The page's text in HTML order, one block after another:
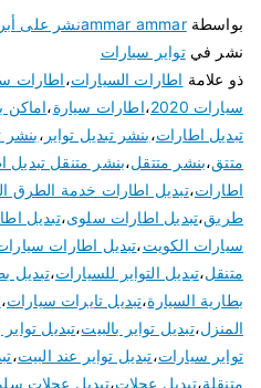
بواسطةammar ammarنشر على
نشر فيتواير سيارات
ذو علامة اطارات السيارات،اطارات
سيارات 2020
،اطارات سيارة،اماكن
تبديل اطارات،بنشر تبديل تواير ،بنشر
متتق،بنشر متتقل،بنشر متنقل تبديل
اطارات،تبديل اطارات خدمة الطرق
طريق،تبديل اطارات سلوى،تبديل
سيارات الكويت،تبديل اطارات
متنقل،تبديل التواير للسيارات،تبديل
بطارية السيارة،تبديل تايرات سيارات،
المنزل،تبديل تواير بالبيت،تبديل تواير
تواير سيارات،تبديل تواير عند البيت،
متنقلة،تبديل عجلات،تبديل عجلات